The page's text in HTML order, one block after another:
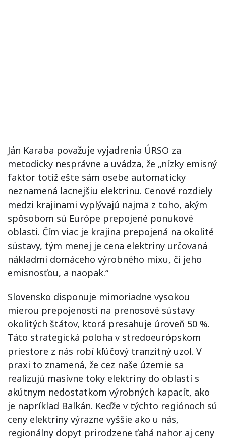
Ján Karaba považuje vyjadrenia ÚRSO za
metodicky nesprávne a uvádza, že „nízky emisný
faktor totiž ešte sám osebe automaticky
neznamená lacnejšiu elektrinu. Cenové rozdiely
medzi krajinami vyplývajú najmä z toho, akým
spôsobom sú Európe prepojené ponukové
oblasti. Čím viac je krajina prepojená na okolité
sústavy, tým menej je cena elektriny určovaná
nákladmi domáceho výrobného mixu, či jeho
emisnosťou, a naopak.“
Slovensko disponuje mimoriadne vysokou
mierou prepojenosti na prenosové sústavy
okolitých štátov, ktorá presahuje úroveň 50 %.
Táto strategická poloha v stredoeurópskom
priestore z nás robí kľúčový tranzitný uzol. V
praxi to znamená, že cez naše územie sa
realizujú masívne toky elektriny do oblastí s
akútnym nedostatkom výrobných kapacít, ako
je napríklad Balkán. Keďže v týchto regiónoch sú
ceny elektriny výrazne vyššie ako u nás,
regionálny dopyt prirodzene ťahá nahor aj ceny